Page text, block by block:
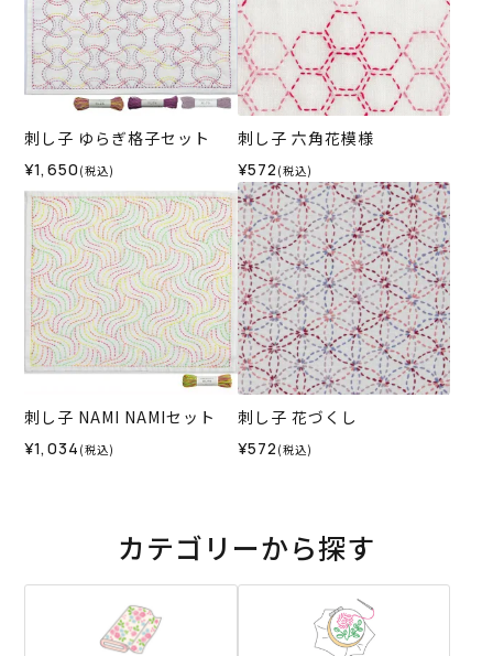
刺し子 ゆらぎ格子セット
¥1,650 (税込)
刺し子 六角花模様
¥572 (税込)
刺し子 NAMI NAMIセット
¥1,034 (税込)
刺し子 花づくし
¥572 (税込)
カテゴリーから探す